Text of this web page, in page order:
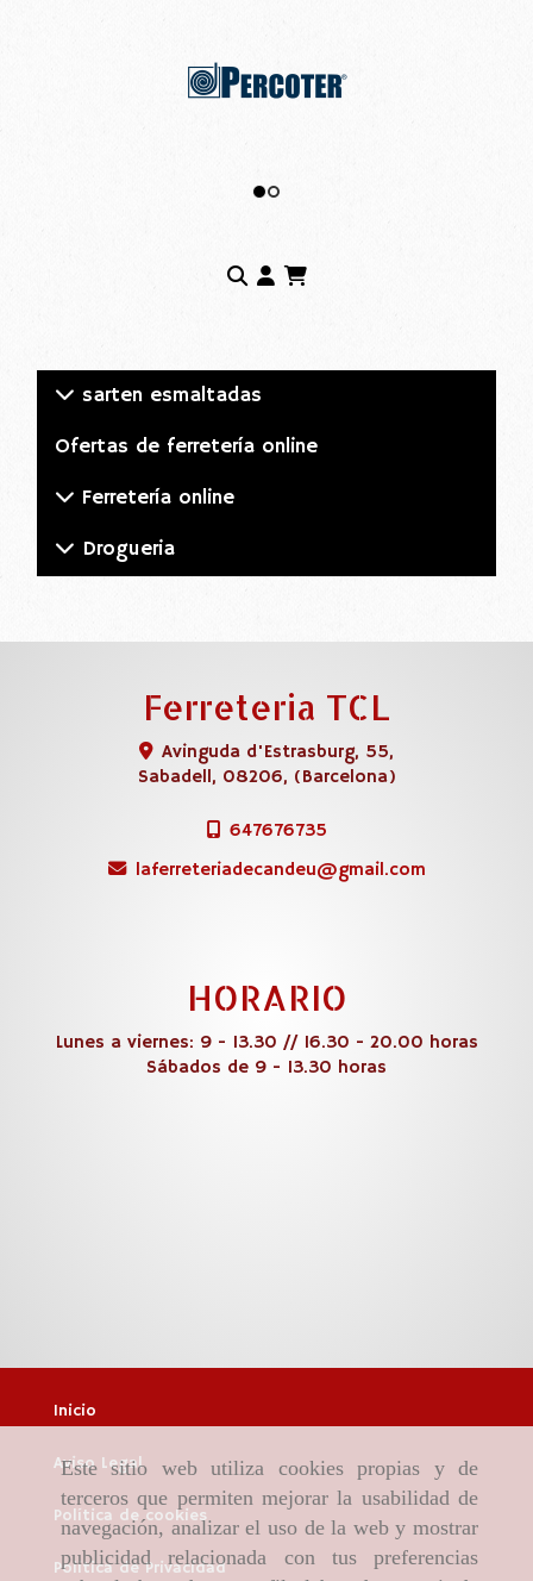
Este sitio web utiliza cookies propias y de
terceros que permiten mejorar la usabilidad de
navegación, analizar el uso de la web y mostrar
publicidad relacionada con tus preferencias
sarten esmaltadas
Ofertas de ferretería online
Ferretería online
Drogueria
Ferreteria TCL
Avinguda d'Estrasburg, 55,
Sabadell, 08206, (Barcelona)
647676735
laferreteriadecandeu
gmail.com
HORARIO
Lunes a viernes: 9 - 13.30 // 16.30 - 20.00 horas
Sábados de 9 - 13.30 horas
Inicio
Aviso Legal
Política de cookies
Política de Privacidad